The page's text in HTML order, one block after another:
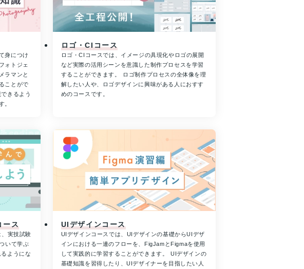
身につけ
ォトジェ
ラマンと
ことがで
きるよう
。
ロゴ・CIコース
ロゴ・CIコースでは、イメージの具現化やロゴの展開
など実際の活用シーンを意識した制作プロセスを学習
することができます。 ロゴ制作プロセスの全体像を理
解したい人や、ロゴデザインに興味がある人におすす
めのコースです。
ース
実技試験
いて学ぶ
ようにな
UIデザインコース
UIデザインコースでは、UIデザインの基礎からUIデザ
インにおける一連のフローを、FigJamとFigmaを使用
して実践的に学習することができます。 UIデザインの
基礎知識を習得したり、UIデザイナーを目指したい人